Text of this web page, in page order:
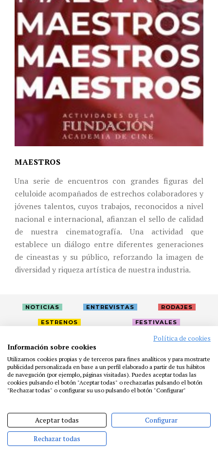
MAESTROS
Una serie de encuentros con grandes figuras del
celuloide acompañados de estrechos colaboradores y
jóvenes talentos, cuyos trabajos, reconocidos a nivel
nacional e internacional, afianzan el sello de calidad
de nuestra cinematografía. Una actividad que
establece un diálogo entre diferentes generaciones
de cineastas y su público, reforzando la imagen de
diversidad y riqueza artística de nuestra industria.
NOTICIAS ENTREVISTAS RODAJES
ESTRENOS FESTIVALES
PRENSA
FUNDACIÓN RESIDENCIAS
AYUDAS
BIBLIOTECA
PUBLICACIONES
CONTACTO
Política de cookies
Información sobre cookies
Utilizamos cookies propias y de terceros para fines analíticos y para mostrarte
publicidad personalizada en base a un perfil elaborado a partir de tus hábitos
de navegación (por ejemplo, páginas visitadas). Puedes aceptar todas las
cookies pulsando el botón "Aceptar todas" o rechazarlas pulsando el botón
"Rechazar todas" o configurar su uso pulsando el botón "Configurar"
Aceptar todas Configurar
Rechazar todas